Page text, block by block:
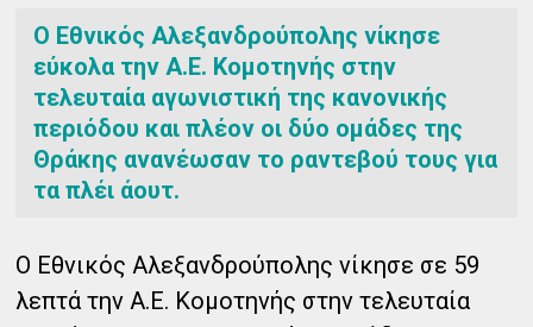
Ο Εθνικός Αλεξανδρούπολης νίκησε
εύκολα την Α.Ε. Κομοτηνής στην
τελευταία αγωνιστική της κανονικής
περιόδου και πλέον οι δύο ομάδες της
Θράκης ανανέωσαν το ραντεβού τους για
τα πλέι άουτ.
Ο Εθνικός Αλεξανδρούπολης νίκησε σε 59
λεπτά την Α.Ε. Κομοτηνής στην τελευταία